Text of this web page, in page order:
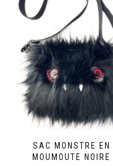
SAC MONSTRE EN
MOUMOUTE NOIRE